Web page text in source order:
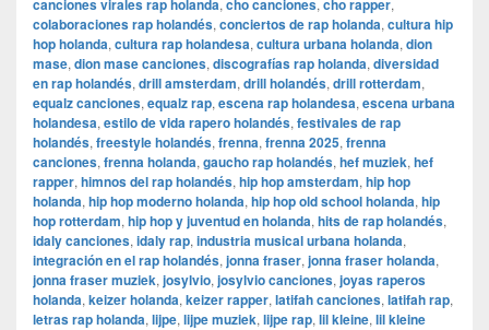
canciones virales rap holanda, cho canciones, cho rapper,
colaboraciones rap holandés, conciertos de rap holanda, cultura hip
hop holanda, cultura rap holandesa, cultura urbana holanda, dion
mase, dion mase canciones, discografías rap holanda, diversidad
en rap holandés, drill amsterdam, drill holandés, drill rotterdam,
equalz canciones, equalz rap, escena rap holandesa, escena urbana
holandesa, estilo de vida rapero holandés, festivales de rap
holandés, freestyle holandés, frenna, frenna 2025, frenna
canciones, frenna holanda, gaucho rap holandés, hef muziek, hef
rapper, himnos del rap holandés, hip hop amsterdam, hip hop
holanda, hip hop moderno holanda, hip hop old school holanda, hip
hop rotterdam, hip hop y juventud en holanda, hits de rap holandés,
idaly canciones, idaly rap, industria musical urbana holanda,
integración en el rap holandés, jonna fraser, jonna fraser holanda,
jonna fraser muziek, josylvio, josylvio canciones, joyas raperos
holanda, keizer holanda, keizer rapper, latifah canciones, latifah rap,
letras rap holanda, lijpe, lijpe muziek, lijpe rap, lil kleine, lil kleine